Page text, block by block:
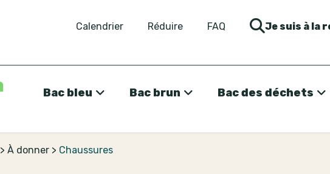
Calendrier Réduire FAQ Je suis à la
Bac bleu Bac brun Bac des déchets
>À donner > Chaussures